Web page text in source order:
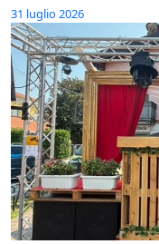
31 luglio 2026